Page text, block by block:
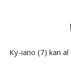
Ky-iano (7) kan